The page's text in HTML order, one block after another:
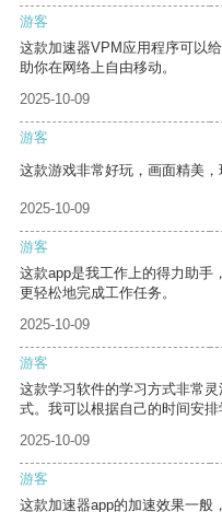
游客
这款加速器VPM应用程序可以
助你在网络上自由移动。
2025-10-09
游客
这款游戏非常好玩，画面精美，
2025-10-09
游客
这款app是我工作上的得力助手
更轻松地完成工作任务。
2025-10-09
游客
这款学习软件的学习方式非常
式。我可以根据自己的时间安排
2025-10-09
游客
这款加速器app的加速效果一般